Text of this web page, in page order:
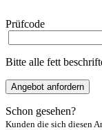
Prüfcode
Bitte alle fett
Angebot anfordern
Schon gesehen?
Kunden die sich diesen